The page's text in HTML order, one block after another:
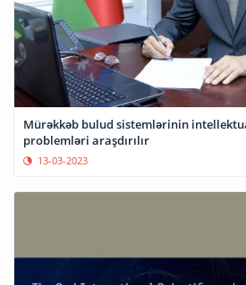
Mürəkkəb bulud sistemlərinin
problemləri araşdırılır
13-03-2023